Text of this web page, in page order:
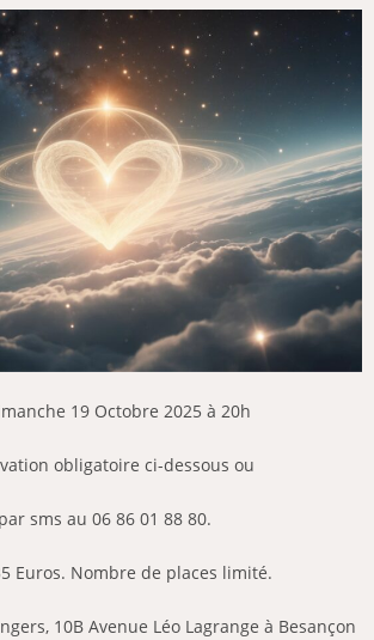
19 Octobre 2025 à 20h
obligatoire ci-dessous ou
par sms au 06 86 01 88 80.
Euros. Nombre de places limité.
10B Avenue Léo Lagrange à Besançon